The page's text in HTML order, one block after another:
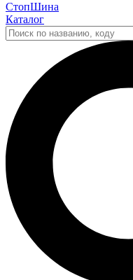
СтопШина
Каталог